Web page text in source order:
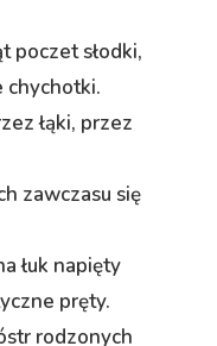
poczet słodki,
chychotki.
łąki, przez
zawczasu się
łuk napięty
pręty.
rodzonych